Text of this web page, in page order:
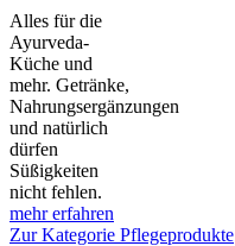
Alles für die
Ayurveda-
Küche und
mehr. Getränke,
Nahrungsergänzungen
und natürlich
dürfen
Süßigkeiten
nicht fehlen.
mehr erfahren
Zur Kategorie Pflegeprodukte